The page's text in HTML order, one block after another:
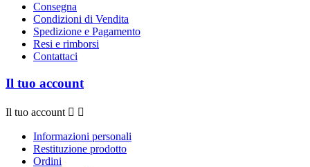
Consegna
Condizioni di Vendita
Spedizione e Pagamento
Resi e rimborsi
Contattaci
Il tuo account
Il tuo account  
Informazioni personali
Restituzione prodotto
Ordini